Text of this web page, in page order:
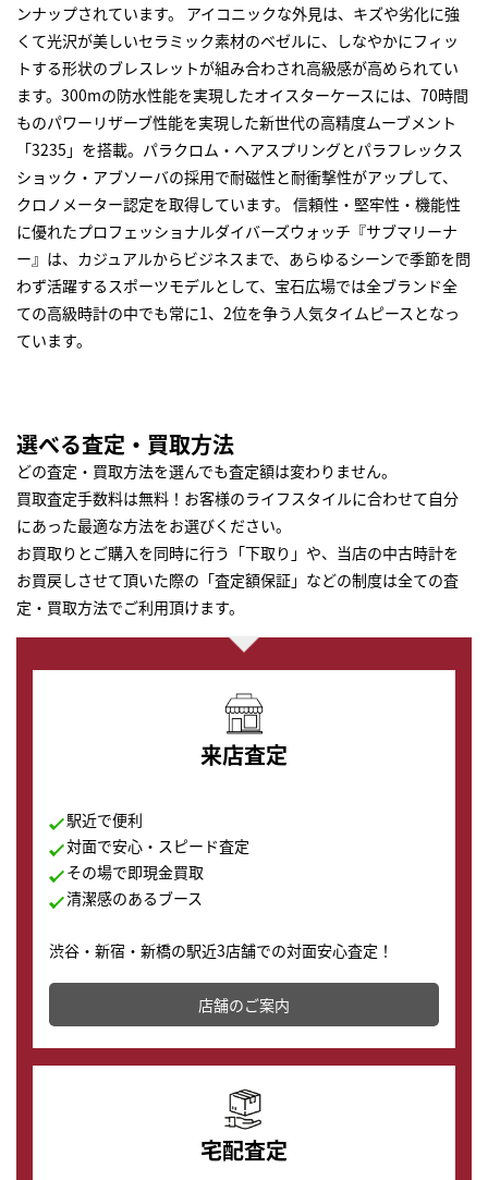
ンナップされています。 アイコニックな外見は、キズや劣化に強
くて光沢が美しいセラミック素材のベゼルに、しなやかにフィッ
トする形状のブレスレットが組み合わされ高級感が高められてい
ます。300mの防水性能を実現したオイスターケースには、70時間
ものパワーリザーブ性能を実現した新世代の高精度ムーブメント
「3235」を搭載。パラクロム・ヘアスプリングとパラフレックス
ショック・アブソーバの採用で耐磁性と耐衝撃性がアップして、
クロノメーター認定を取得しています。 信頼性・堅牢性・機能性
に優れたプロフェッショナルダイバーズウォッチ『サブマリーナ
ー』は、カジュアルからビジネスまで、あらゆるシーンで季節を問
わず活躍するスポーツモデルとして、宝石広場では全ブランド全
ての高級時計の中でも常に1、2位を争う人気タイムピースとなっ
ています。
選べる査定・買取方法
どの査定・買取方法を選んでも査定額は変わりません。
買取査定手数料は無料！お客様のライフスタイルに合わせて自分
にあった最適な方法をお選びください。
お買取りとご購入を同時に行う「下取り」や、当店の中古時計を
お買戻しさせて頂いた際の「査定額保証」などの制度は全ての査
定・買取方法でご利用頂けます。
来店査定
駅近で便利
対面で安心・スピード査定
その場で即現金買取
清潔感のあるブース
渋谷・新宿・新橋の駅近3店舗での対面安心査定！
店舗を併設しており、下取りに出してお得に新しい時計
の購入もできます♪
店舗のご案内
宅配査定